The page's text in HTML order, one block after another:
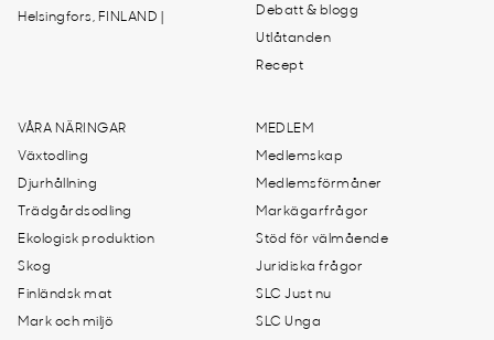
Helsingfors, FINLAND |
Debatt & blogg
Utlåtanden
Recept
VÅRA NÄRINGAR
Växtodling
Djurhållning
Trädgårdsodling
Ekologisk produktion
Skog
Finländsk mat
Mark och miljö
MEDLEM
Medlemskap
Medlemsförmåner
Markägarfrågor
Stöd för välmående
Juridiska frågor
SLC Just nu
SLC Unga